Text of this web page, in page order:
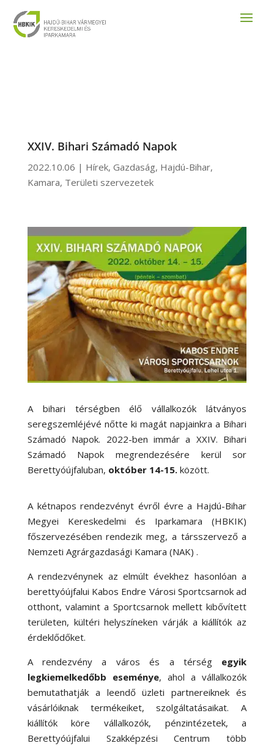
XXIV. Bihari Számadó Napok
2022.10.06 | Hírek, Gazdaság, Hajdú-Bihar,
Kamara, Területi szervezetek
A bihari térségben élő vállalkozók látványos
seregszemléjévé nőtte ki magát napjainkra a Bihari
Számadó Napok. 2022-ben immár a XXIV. Bihari
Számadó Napok megrendezésére kerül sor
Berettyóújfaluban, október 14-15. között.
A kétnapos rendezvényt évről évre a Hajdú-Bihar
Megyei Kereskedelmi és Iparkamara (HBKIK)
főszervezésében rendezik meg, a társszervező a
Nemzeti Agrárgazdasági Kamara (NAK) .
A rendezvénynek az elmúlt évekhez hasonlóan a
berettyóújfalui Kabos Endre Városi Sportcsarnok ad
otthont, valamint a Sportcsarnok mellett kibővített
területen, kültéri helyszíneken várják a kiállítók az
érdeklődőket.
A rendezvény a város és a térség
egyik
legkiemelkedőbb eseménye, ahol a vállalkozók
bemutathatják a leendő üzleti partnereiknek és
vásárlóiknak termékeiket, szolgáltatásaikat. A
kiállítók köre vállalkozók, pénzintézetek, a
Berettyóújfalui Szakképzési Centrum több